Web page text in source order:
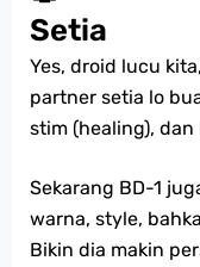
Setia
Yes, droid lucu kita,
partner setia lo
stim (healing),
Sekarang BD-1
warna, style,
Bikin dia makin